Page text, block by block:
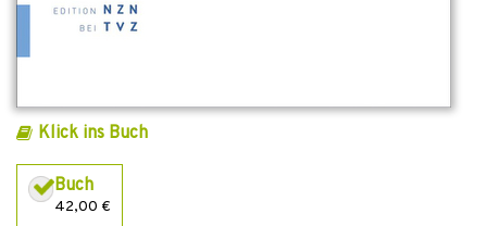
Klick ins Buch
Buch
42,00 €